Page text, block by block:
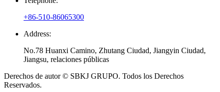
+86-510-86065300
Address:
No.78 Huanxi Camino, Zhutang Ciudad, Jiangyin Ciudad,
Jiangsu, relaciones públicas
Derechos de autor © SBKJ GRUPO. Todos los Derechos
Reservados.